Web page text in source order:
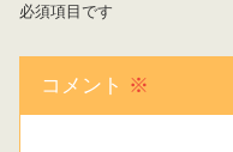
必須項目です
コメント ※